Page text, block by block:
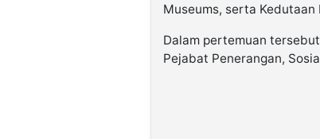
Museums, serta
Dalam pertemuan
Pejabat Penerangan,